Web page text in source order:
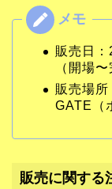
販売日
（開場
販売場
GATE（
販売に関する